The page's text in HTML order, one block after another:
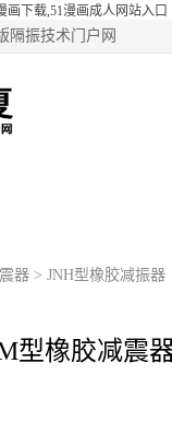
画下载,51漫画成人网站入口
隔振技术门户网
器 > JNH型橡胶减振器
型橡胶减震